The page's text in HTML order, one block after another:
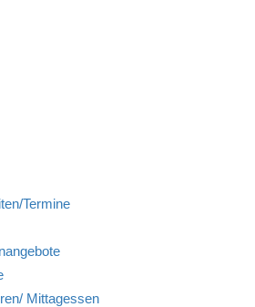
Termine
Mittagessen